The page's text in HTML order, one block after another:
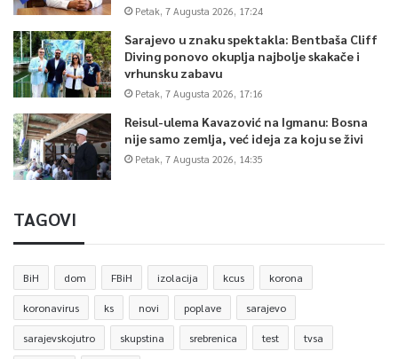
Petak, 7 Augusta 2026, 17:24
Sarajevo u znaku spektakla: Bentbaša Cliff
Diving ponovo okuplja najbolje skakače i
vrhunsku zabavu
Petak, 7 Augusta 2026, 17:16
Reisul-ulema Kavazović na Igmanu: Bosna
nije samo zemlja, već ideja za koju se živi
Petak, 7 Augusta 2026, 14:35
TAGOVI
BiH dom FBiH izolacija kcus korona
koronavirus ks novi poplave sarajevo
sarajevskojutro skupstina srebrenica test tvsa